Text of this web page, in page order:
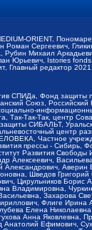
ORIENT,
Роман Сергеевич,
Михаил
Юрьевич, Istories
Главный редактор
СПИДа, Фонд защиты
Союз,
Так-Так, центр
СИБАЛЬТ,
центр
Частное
прессы - Сибирь,
Развития
Алексеевич,
Аверин
Шведов Григорий
Цирульников Борис
Владимировна,
Захарова
Флиге Ирина
Елена
Анна Яковлевна,
Ефимович,